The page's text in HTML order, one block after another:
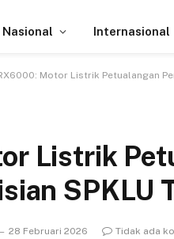
Nasional Internasional
Motor Listrik Petualangan
Listrik
SPKLU
28 Februari 2026 Tidak ada